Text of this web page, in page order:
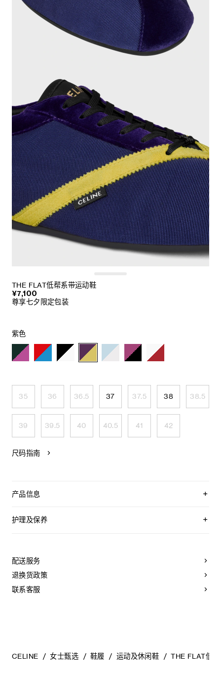
THE FLAT低帮系带运动鞋
¥7,100
尊享七夕限定包装
紫色
35 36 36.5 37 37.5 38 38.5
39 39.5 40 40.5 41 42
尺码指南
产品信息
鞋后帮饰有TRIOMPHE刺绣
皮革内底
橡胶外底
意大利制造
编号：366647032C.33VI
护理及保养
泽。为了让您的鞋履历久弥新，我们建议您遵循以下保养方
法：
- 避免接触水、油脂、香水和化妆品。如果鞋子不慎沾湿，请使
用浅色软布将液体擦干。
擦拭皮革，微湿时可擦拭织物面料。
配送服务
退换货政策
联系客服
CELINE 女士甄选 鞋履 运动及休闲鞋 THE FLAT低